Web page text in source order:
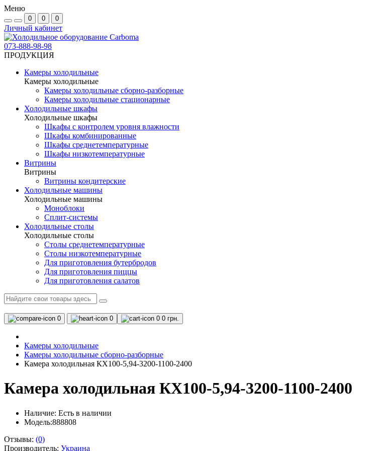
Меню
0 0 0
Личный кабинет
073-888-98-98
ПРОДУКЦИЯ
Камеры холодильные
Камеры холодильные
Камеры холодильные сборно-разборные
Камеры холодильные стационарные
Холодильные шкафы
Холодильные шкафы
Шкафы с контролем уровня влажности
Шкафы комбинированные
Шкафы среднетемпературные
Шкафы низкотемпературные
Витрины
Витрины
Витрины кондитерские
Холодильные машины
Холодильные машины
Моноблоки
Сплит-системы
Холодильные столы
Холодильные столы
Столы среднетемпературные
Столы низкотемпературные
Для приготовления бутербродов
Для приготовления пиццы
Для приготовления салатов
0 0 0 0 грн.
Камеры холодильные
Камеры холодильные сборно-разборные
Камера холодильная КХ100-5,94-3200-1100-2400
Камера холодильная КХ100-5,94-3200-1100-2400
Наличие: Есть в наличии
Модель:888808
Отзывы: (0)
Производитель: Украина